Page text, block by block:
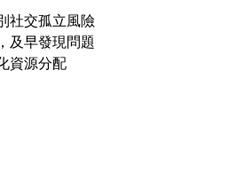
社交孤立風險
及早發現問題
資源分配